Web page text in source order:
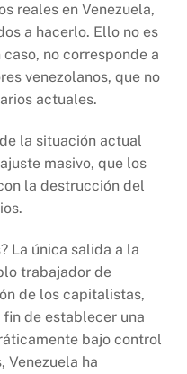
reales en Venezuela,
a hacerlo. Ello no es
no corresponde a
venezolanos, que no
actuales.
la situación actual
masivo, que los
la destrucción del
La única salida a la
trabajador de
de los capitalistas,
de establecer una
bajo control
Venezuela ha